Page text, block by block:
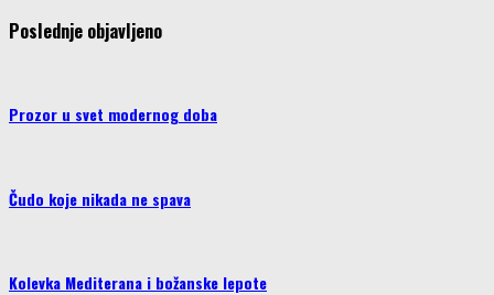
Poslednje objavljeno
Prozor u svet modernog doba
Čudo koje nikada ne spava
Kolevka Mediterana i božanske lepote